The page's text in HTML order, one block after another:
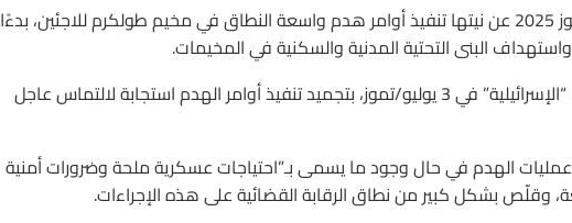
وكانت سلطات الاحتلال “الإسرائيلية” في أعلنت 6 يوليو/تموز 2025 عن نيتها تنفيذ أوامر هدم واسعة النطاق في مخيم طولكرم للاجئين، بدءًا
البنى التحتية المدنية والسكنية في المخيمات.
وجاء هذا الإعلان بعد قرار معدل صدر عن المحكمة العليا “الإسرائيلية” في 3 يوليو/تموز، بتجميد تنفيذ أوامر الهدم استجابة لالتماس عاجل
عمليات الهدم في حال وجود ما يسمى بـ”احتياجات عسكرية ملحة وضرورات أمنية
وقلّص بشكل كبير من نطاق الرقابة القضائية على هذه الإجراءات.